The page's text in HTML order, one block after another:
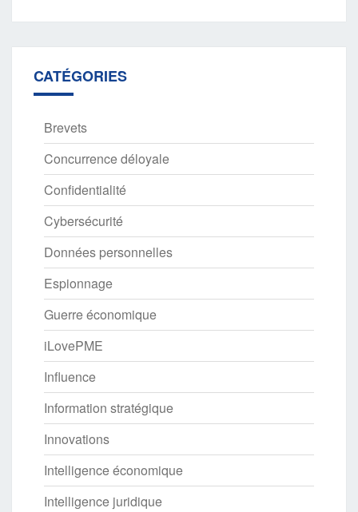
CATÉGORIES
Brevets
Concurrence déloyale
Confidentialité
Cybersécurité
Données personnelles
Espionnage
Guerre économique
iLovePME
Influence
Information stratégique
Innovations
Intelligence économique
Intelligence juridique